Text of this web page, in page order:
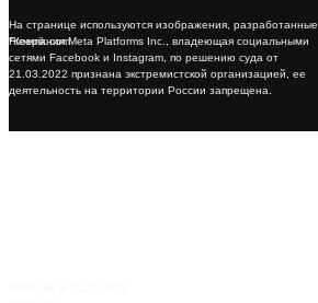
*Компания Meta Platforms Inc., владеющая социальными
сетями Facebook и Instagram, по решению суда от
21.03.2022 признана экстремистской организацией, ее
деятельность на территории России запрещена.
На странице используются изображения, разработанные
Freepik.com